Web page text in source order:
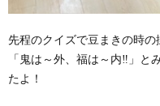
先程のクイズで豆まきの時
「鬼は～外、福は～内‼️」と
たよ！